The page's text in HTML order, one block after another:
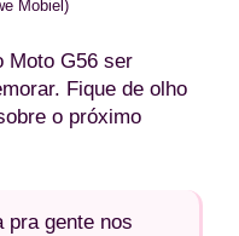
Mobiel)
Moto G56 ser
Fique de olho
o próximo
pra gente nos